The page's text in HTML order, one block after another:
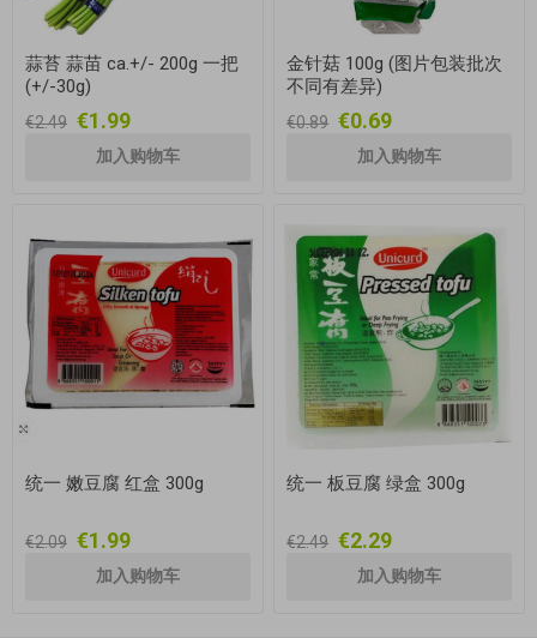
蒜苔 蒜苗 ca.+/- 200g 一把
(+/-30g)
€2.49 €1.99
金针菇 100g (图片包装批次
不同有差异)
€0.89 €0.69
统一 嫩豆腐 红盒 300g
€2.09 €1.99
统一 板豆腐 绿盒 300g
€2.49 €2.29